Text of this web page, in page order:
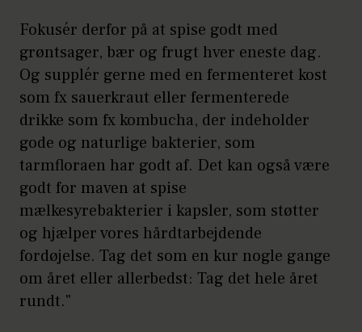
Fokusér derfor på at spise godt med
grøntsager, bær og frugt hver eneste dag.
Og supplér gerne med en fermenteret kost
som fx sauerkraut eller fermenterede
drikke som fx kombucha, der indeholder
gode og naturlige bakterier, som
tarmfloraen har godt af. Det kan også være
godt for maven at spise
mælkesyrebakterier i kapsler, som støtter
og hjælper vores hårdtarbejdende
fordøjelse. Tag det som en kur nogle gange
om året eller allerbedst: Tag det hele året
rundt."